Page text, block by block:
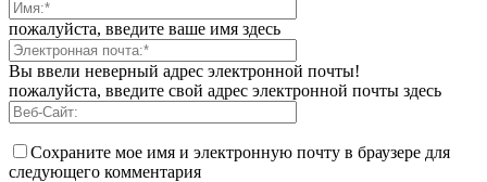
пожалуйста, введите ваше имя здесь
Вы ввели неверный адрес электронной почты!
пожалуйста, введите свой адрес электронной почты здесь
Сохраните мое имя и электронную почту в браузере для
следующего комментария